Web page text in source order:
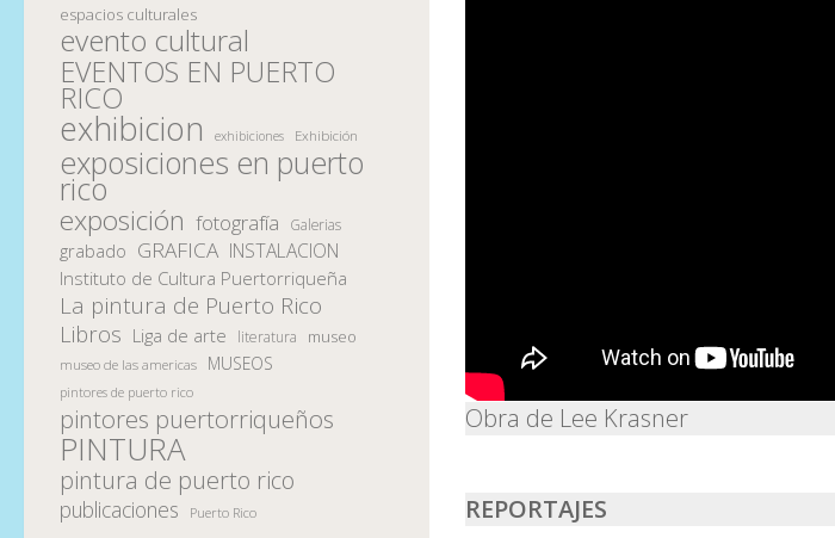
Obra de Lee Krasner
REPORTAJES
espacios culturales
evento cultural
EVENTOS EN PUERTO
RICO
exhibicion exhibiciones Exhibición
exposiciones en puerto
rico
exposición fotografía Galerias
grabado GRAFICA INSTALACION
Instituto de Cultura Puertorriqueña
La pintura de Puerto Rico
Libros Liga de arte literatura museo
museo de las americas MUSEOS
pintores de puerto rico
pintores puertorriqueños
PINTURA
pintura de puerto rico
publicaciones Puerto Rico